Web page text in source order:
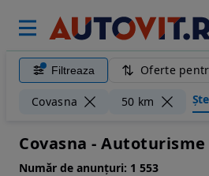
Filtreaza Oferte
Covasna 50 km
Covasna - Autoturisme
Număr de anunțuri: 1 553